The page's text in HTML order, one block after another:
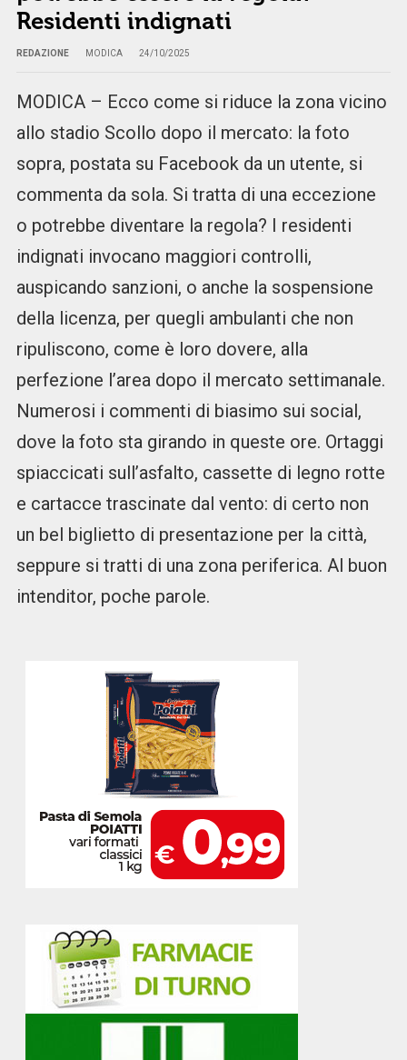
Residenti indignati
REDAZIONE MODICA 24/10/2025
MODICA – Ecco come si riduce la zona vicino
allo stadio Scollo dopo il mercato: la foto
sopra, postata su Facebook da un utente, si
commenta da sola. Si tratta di una eccezione
o potrebbe diventare la regola? I residenti
indignati invocano maggiori controlli,
auspicando sanzioni, o anche la sospensione
della licenza, per quegli ambulanti che non
ripuliscono, come è loro dovere, alla
perfezione l’area dopo il mercato settimanale.
Numerosi i commenti di biasimo sui social,
dove la foto sta girando in queste ore. Ortaggi
spiaccicati sull’asfalto, cassette di legno rotte
e cartacce trascinate dal vento: di certo non
un bel biglietto di presentazione per la città,
seppure si tratti di una zona periferica. Al buon
intenditor, poche parole.